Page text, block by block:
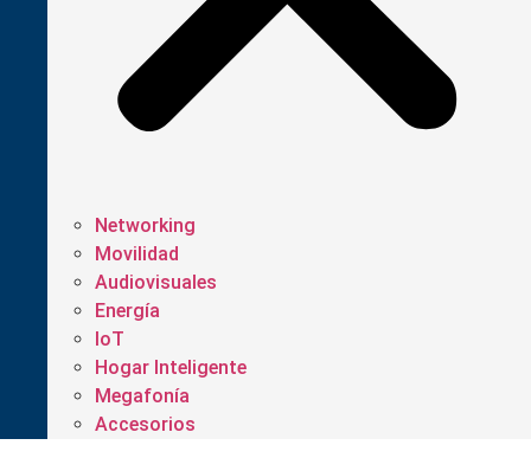
Networking
Movilidad
Audiovisuales
Energía
IoT
Hogar Inteligente
Megafonía
Accesorios